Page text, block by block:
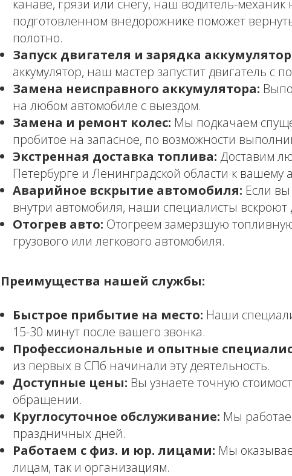
канаве, грязи или снегу, наш водитель-механик
подготовленном внедорожнике поможет
полотно.
Запуск двигателя и зарядка
аккумулятор, наш мастер запустит двигатель с
Замена неисправного аккумулятора:
на любом автомобиле с выездом.
Замена и ремонт колес: Мы подкачаем
пробитое на запасное, по возможности
Экстренная доставка топлива: Доставим
Петербурге и Ленинградской области к вашему
Аварийное вскрытие автомобиля: Если
внутри автомобиля, наши специалисты
Отогрев авто: Отогреем замерзшую
грузового или легкового автомобиля.
Преимущества нашей службы:
Быстрое прибытие на место: Наши
15-30 минут после вашего звонка.
Профессиональные и опытные
из первых в СПб начинали эту деятельность.
Доступные цены: Вы узнаете точную
обращении.
Круглосуточное обслуживание: Мы
праздничных дней.
Работаем с физ. и юр. лицами: Мы
лицам, так и организациям.